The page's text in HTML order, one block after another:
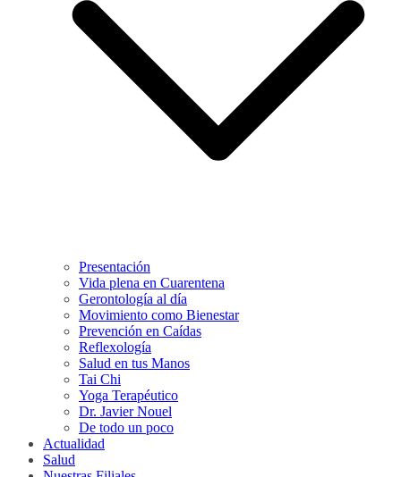
Presentación
Vida plena en Cuarentena
Gerontología al día
Movimiento como Bienestar
Prevención en Caídas
Reflexología
Salud en tus Manos
Tai Chi
Yoga Terapéutico
Dr. Javier Nouel
De todo un poco
Actualidad
Salud